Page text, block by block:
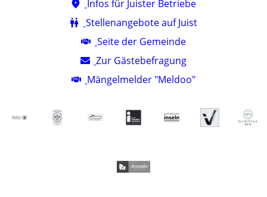
Infos für Juister Betriebe
Stellenangebote auf Juist
Seite der Gemeinde
Zur Gästebefragung
Mängelmelder "Meldoo"